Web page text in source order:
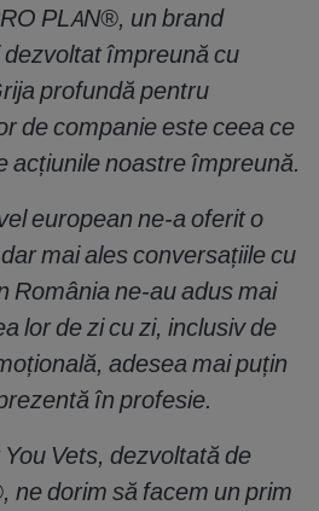
PLAN®, un brand
împreună cu
profundă pentru
de companie este ceea ce
acțiunile noastre împreună.
european ne-a oferit o
mai ales conversațiile cu
România ne-au adus mai
lor de zi cu zi, inclusiv de
adesea mai puțin
în profesie.
Vets, dezvoltată de
ne dorim să facem un prim